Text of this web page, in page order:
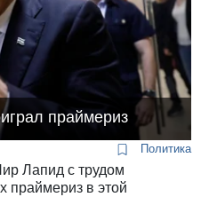
праймериз
Политика
Лапид с трудом
праймериз в этой